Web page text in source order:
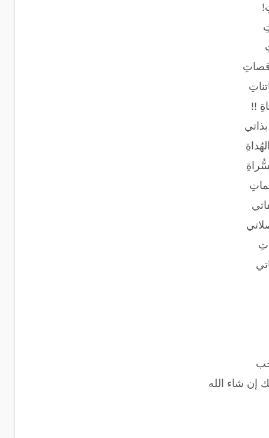
!!
إن شاء الله